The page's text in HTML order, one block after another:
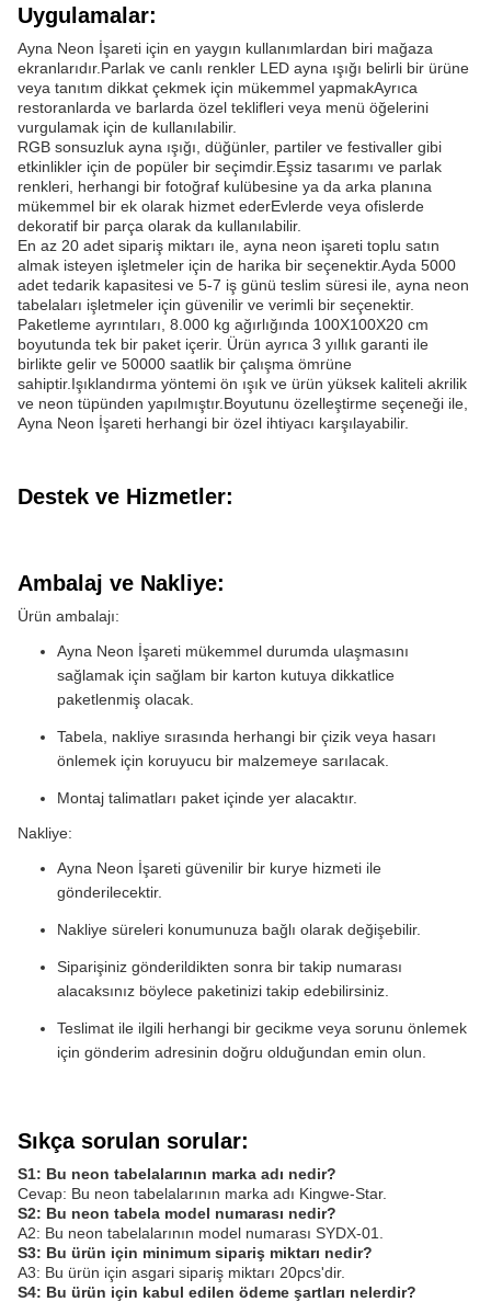
Uygulamalar:
Ayna Neon İşareti için en yaygın kullanımlardan biri mağaza
ekranlarıdır.Parlak ve canlı renkler LED ayna ışığı belirli bir ürüne
veya tanıtım dikkat çekmek için mükemmel yapmakAyrıca
restoranlarda ve barlarda özel teklifleri veya menü öğelerini
vurgulamak için de kullanılabilir.
RGB sonsuzluk ayna ışığı, düğünler, partiler ve festivaller gibi
etkinlikler için de popüler bir seçimdir.Eşsiz tasarımı ve parlak
renkleri, herhangi bir fotoğraf kulübesine ya da arka planına
mükemmel bir ek olarak hizmet ederEvlerde veya ofislerde
dekoratif bir parça olarak da kullanılabilir.
En az 20 adet sipariş miktarı ile, ayna neon işareti toplu satın
almak isteyen işletmeler için de harika bir seçenektir.Ayda 5000
adet tedarik kapasitesi ve 5-7 iş günü teslim süresi ile, ayna neon
tabelaları işletmeler için güvenilir ve verimli bir seçenektir.
Paketleme ayrıntıları, 8.000 kg ağırlığında 100X100X20 cm
boyutunda tek bir paket içerir. Ürün ayrıca 3 yıllık garanti ile
birlikte gelir ve 50000 saatlik bir çalışma ömrüne
sahiptir.Işıklandırma yöntemi ön ışık ve ürün yüksek kaliteli akrilik
ve neon tüpünden yapılmıştır.Boyutunu özelleştirme seçeneği ile,
Ayna Neon İşareti herhangi bir özel ihtiyacı karşılayabilir.
Destek ve Hizmetler:
Ambalaj ve Nakliye:
Ürün ambalajı:
Ayna Neon İşareti mükemmel durumda ulaşmasını
sağlamak için sağlam bir karton kutuya dikkatlice
paketlenmiş olacak.
Tabela, nakliye sırasında herhangi bir çizik veya hasarı
önlemek için koruyucu bir malzemeye sarılacak.
Montaj talimatları paket içinde yer alacaktır.
Nakliye:
Ayna Neon İşareti güvenilir bir kurye hizmeti ile
gönderilecektir.
Nakliye süreleri konumunuza bağlı olarak değişebilir.
Siparişiniz gönderildikten sonra bir takip numarası
alacaksınız böylece paketinizi takip edebilirsiniz.
Teslimat ile ilgili herhangi bir gecikme veya sorunu önlemek
için gönderim adresinin doğru olduğundan emin olun.
Sıkça sorulan sorular:
S1: Bu neon tabelalarının marka adı nedir?
Cevap: Bu neon tabelalarının marka adı Kingwe-Star.
S2: Bu neon tabela model numarası nedir?
A2: Bu neon tabelalarının model numarası SYDX-01.
S3: Bu ürün için minimum sipariş miktarı nedir?
A3: Bu ürün için asgari sipariş miktarı 20pcs'dir.
S4: Bu ürün için kabul edilen ödeme şartları nelerdir?